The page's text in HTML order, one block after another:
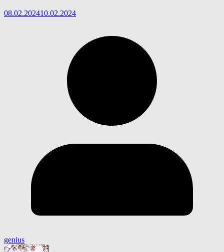
08.02.202410.02.2024
genius